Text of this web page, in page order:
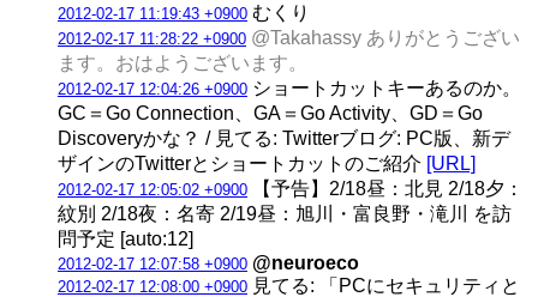
2012-02-17 11:19:43 +0900 むくり
2012-02-17 11:28:22 +0900 @Takahassy ありがとうござい
ます。おはようございます。
2012-02-17 12:04:26 +0900 ショートカットキーあるのか。
GC＝Go Connection、GA＝Go Activity、GD＝Go
Discoveryかな？ / 見てる: Twitterブログ: PC版、新デ
ザインのTwitterとショートカットのご紹介 [URL]
2012-02-17 12:05:02 +0900 【予告】2/18昼：北見 2/18夕：
紋別 2/18夜：名寄 2/19昼：旭川・富良野・滝川 を訪
問予定 [auto:12]
2012-02-17 12:07:58 +0900 @neuroeco
2012-02-17 12:08:00 +0900 見てる: 「PCにセキュリティと